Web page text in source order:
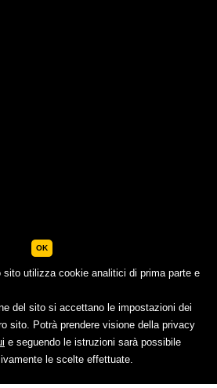
PRENOTA
OK
utilizza cookie analitici di prima parte e
del sito si accettano le impostazioni dei
sito. Potrà prendere visione della privacy
e seguendo le istruzioni sarà possibile
le scelte effettuate.